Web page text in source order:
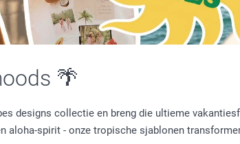
🌴
designs collectie en breng die ultieme
aloha-spirit - onze tropische sjablonen